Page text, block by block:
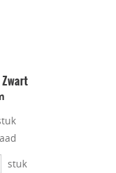
stuk